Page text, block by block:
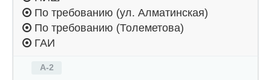
По требованию (ул. Алматинская)
По требованию (Толеметова)
ГАИ
А-2